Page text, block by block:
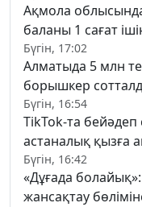
Ақмола
баланы 1 сағат
Бүгін, 17:02
Алматыда 5 млн
борышкер
Бүгін, 16:54
TikTok-та бейәдеп
астаналық қызға
Бүгін, 16:42
«Дұғада
жансақтау